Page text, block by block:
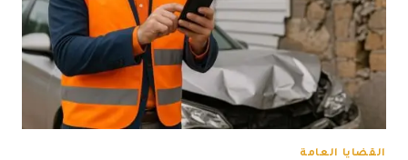
القضايا العامة